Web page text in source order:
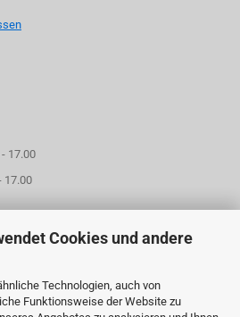
Cookies und andere
Technologien, auch von
Funktionsweise der Website zu
17.00
17.00